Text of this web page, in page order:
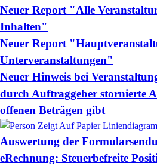
Neuer Report "Alle
Inhalten"
Neuer Report
Unterveranstaltungen"
Neuer Hinweis bei
durch Auftraggeber stornierte
offenen Beträgen gibt
Auswertung der
eRechnung: Steuerbefreite